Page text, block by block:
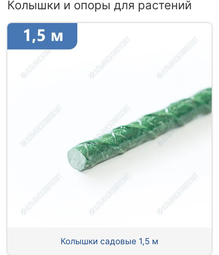
Колышки и опоры для растений
Колышки садовые 1,5 м